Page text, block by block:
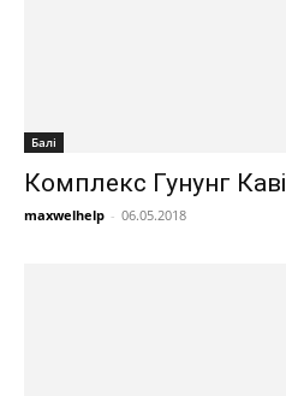
Балі
Комплекс Гунунг Каві
maxwelhelp - 06.05.2018